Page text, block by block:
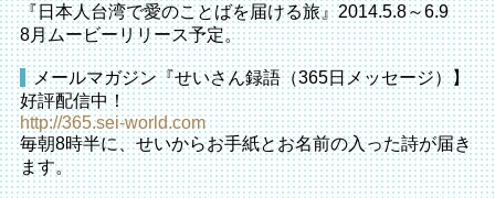
『日本人台湾で愛のことばを届ける旅』2014.5.8～6.9
8月ムービーリリース予定。
メールマガジン『せいさん録語（365日メッセージ）】
好評配信中！
http://365.sei-world.com
毎朝8時半に、せいからお手紙とお名前の入った詩が届き
ます。